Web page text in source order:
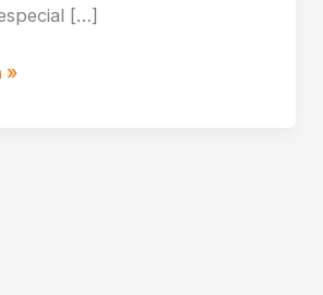
[…]
»